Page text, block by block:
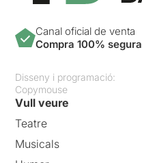
Canal oficial de venta
Compra 100% segura
Disseny i programació:
Copymouse
Vull veure
Teatre
Musicals